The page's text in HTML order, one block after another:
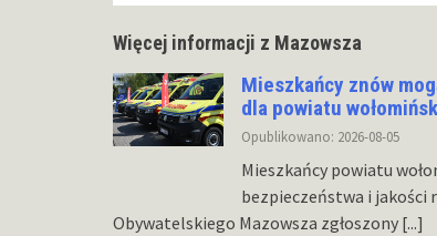
Więcej informacji z Mazowsza
Mieszkańcy znów
dla powiatu
Opublikowano: 2026-08-05
Mieszkańcy powiatu
bezpieczeństwa i jakości
Obywatelskiego Mazowsza zgłoszony [...]